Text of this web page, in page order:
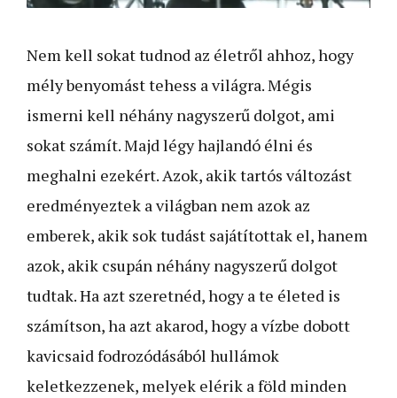
Nem kell sokat tudnod az életről ahhoz, hogy
mély benyomást tehess a világra. Mégis
ismerni kell néhány nagyszerű dolgot, ami
sokat számít. Majd légy hajlandó élni és
meghalni ezekért. Azok, akik tartós változást
eredményeztek a világban nem azok az
emberek, akik sok tudást sajátítottak el, hanem
azok, akik csupán néhány nagyszerű dolgot
tudtak. Ha azt szeretnéd, hogy a te életed is
számítson, ha azt akarod, hogy a vízbe dobott
kavicsaid fodrozódásából hullámok
keletkezzenek, melyek elérik a föld minden